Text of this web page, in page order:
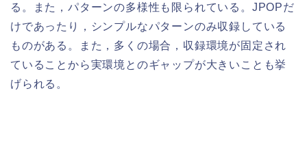
る。また，パターンの多様性も限られている。JPOPだ
けであったり，シンプルなパターンのみ収録している
ものがある。また，多くの場合，収録環境が固定され
ていることから実環境とのギャップが大きいことも挙
げられる。